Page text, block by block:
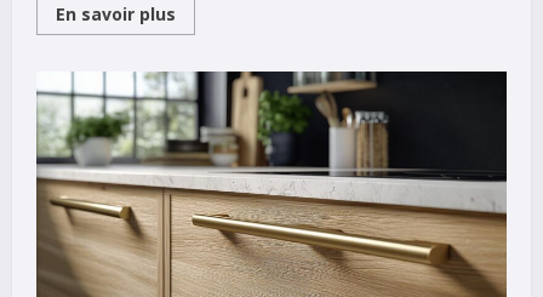
En savoir plus
more
choisir
un
cabinet
certifié
COFRAC
pour
vos
diagnostics
immobiliers
dans
le
Sud-
Ouest